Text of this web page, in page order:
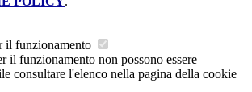
il funzionamento
il funzionamento non possono essere
consultare l'elenco nella pagina della cookie